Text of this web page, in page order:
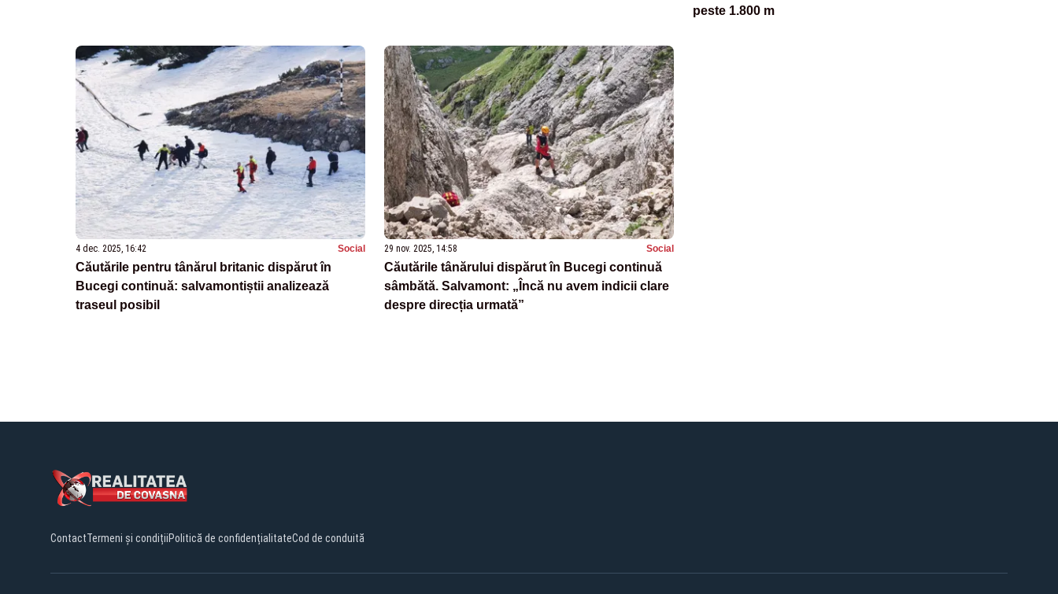
peste 1.800 m
4 dec. 2025, 16:42 Social
Căutările pentru tânărul britanic dispărut în
Bucegi continuă: salvamontiștii analizează
traseul posibil
29 nov. 2025, 14:58 Social
Căutările tânărului dispărut în Bucegi continuă
sâmbătă. Salvamont: „Încă nu avem indicii clare
despre direcția urmată”
ContactTermeni și condițiiPolitică de confidențialitateCod de conduită